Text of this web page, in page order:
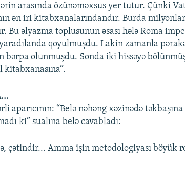
arasında özünəməxsus yer tutur. Çünki
ən iri kitabxanalarındandır. Burda
Bu əlyazma toplusunun əsası hələ Roma
qoyulmuşdu. Lakin zamanla
bərpa olunmuşdu. Sonda iki hissəyə
kitabxanasına”.
aparıcının: “Belə nəhəng xəzinədə
ki” sualına belə cavabladı:
çətindir... Amma işin metodologiyası böyük